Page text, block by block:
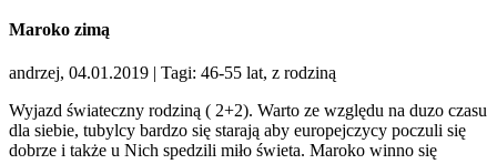
Maroko zimą
andrzej, 04.01.2019 | Tagi: 46-55 lat, z rodziną
Wyjazd świateczny rodziną ( 2+2). Warto ze względu na duzo czasu
dla siebie, tubylcy bardzo się starają aby europejczycy poczuli się
dobrze i także u Nich spedzili miło świeta. Maroko winno się